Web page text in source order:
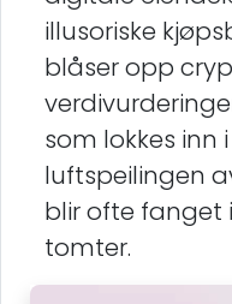
illusoriske
blåser opp
som lokkes inn
luftspeilingen
blir ofte fanget
tomter.